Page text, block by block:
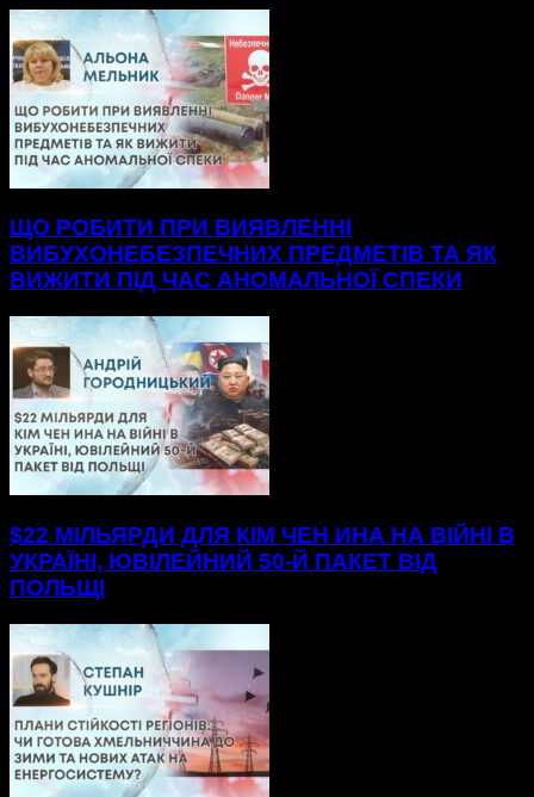
ЩО РОБИТИ ПРИ ВИЯВЛЕННІ
ВИБУХОНЕБЕЗПЕЧНИХ ПРЕДМЕТІВ ТА ЯК
ВИЖИТИ ПІД ЧАС АНОМАЛЬНОЇ СПЕКИ
$22 МІЛЬЯРДИ ДЛЯ КІМ ЧЕН ИНА НА ВІЙНІ В
УКРАЇНІ, ЮВІЛЕЙНИЙ 50-Й ПАКЕТ ВІД
ПОЛЬЩІ